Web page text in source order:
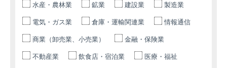
水産・農林業 鉱業 建設業 製造業
電気・ガス業 倉庫・運輸関連業 情報通信
商業（卸売業、小売業） 金融・保険業
不動産業 飲食店・宿泊業 医療・福祉